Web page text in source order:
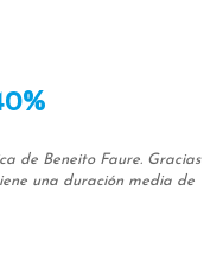
de Beneito Faure. Gracias
una duración media de